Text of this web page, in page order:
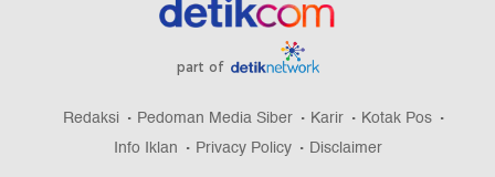
part of
Redaksi Pedoman Media Siber Karir
Kotak Pos
Info Iklan
Privacy Policy Disclaimer